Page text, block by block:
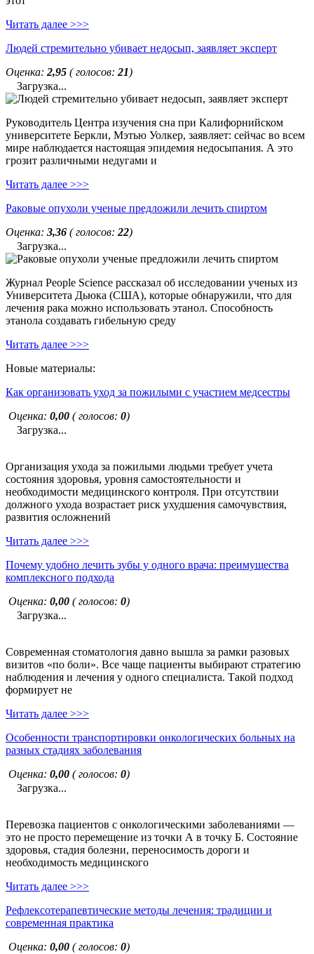
Читать далее >>>
Людей стремительно убивает недосып, заявляет эксперт
Оценка: 2,95 ( голосов: 21)
Загрузка...
Руководитель Центра изучения сна при Калифорнийском
университете Беркли, Мэтью Уолкер, заявляет: сейчас во всем
мире наблюдается настоящая эпидемия недосыпания. А это
грозит различными недугами и
Читать далее >>>
Раковые опухоли ученые предложили лечить спиртом
Оценка: 3,36 ( голосов: 22)
Загрузка...
Журнал People Science рассказал об исследовании ученых из
Университета Дьюка (США), которые обнаружили, что для
лечения рака можно использовать этанол. Способность
этанола создавать гибельную среду
Читать далее >>>
Новые материалы:
Как организовать уход за пожилыми с участием медсестры
Оценка: 0,00 ( голосов: 0)
Загрузка...
Организация ухода за пожилыми людьми требует учета
состояния здоровья, уровня самостоятельности и
необходимости медицинского контроля. При отсутствии
должного ухода возрастает риск ухудшения самочувствия,
развития осложнений
Читать далее >>>
Почему удобно лечить зубы у одного врача: преимущества
комплексного подхода
Оценка: 0,00 ( голосов: 0)
Загрузка...
Современная стоматология давно вышла за рамки разовых
визитов «по боли». Все чаще пациенты выбирают стратегию
наблюдения и лечения у одного специалиста. Такой подход
формирует не
Читать далее >>>
Особенности транспортировки онкологических больных на
разных стадиях заболевания
Оценка: 0,00 ( голосов: 0)
Загрузка...
Перевозка пациентов с онкологическими заболеваниями —
это не просто перемещение из точки А в точку Б. Состояние
здоровья, стадия болезни, переносимость дороги и
необходимость медицинского
Читать далее >>>
Рефлексотерапевтические методы лечения: традиции и
современная практика
Оценка: 0,00 ( голосов: 0)